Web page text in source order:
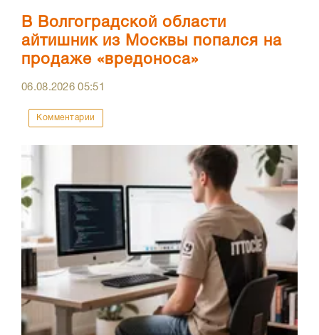
В Волгоградской области
айтишник из Москвы попался на
продаже «вредоноса»
06.08.202605:51
Комментарии